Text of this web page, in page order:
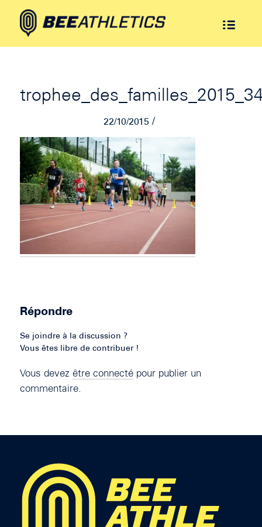
22/10/2015 /
Répondre
Se joindre à la discussion ?
Vous êtes libre de contribuer !
Vous devez être connectépour publier un
commentaire.